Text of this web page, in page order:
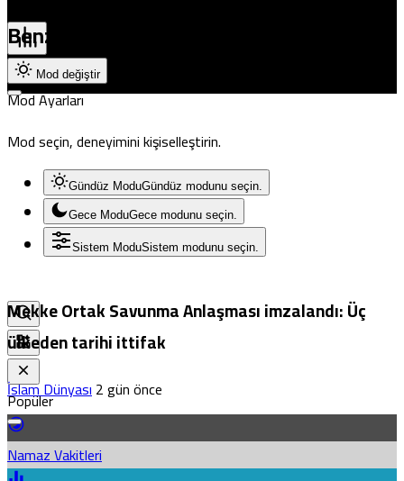
Mod değiştir
Mod Ayarları
Mod seçin, deneyimini kişiselleştirin.
Gündüz ModuGündüz modunu seçin.
Gece ModuGece modunu seçin.
Sistem ModuSistem modunu seçin.
Popüler
Namaz Vakitleri
Benzer Haberler
Mekke Ortak Savunma Anlaşması imzalandı: Üç
ülkeden tarihi ittifak
İslam Dünyası2 gün önce